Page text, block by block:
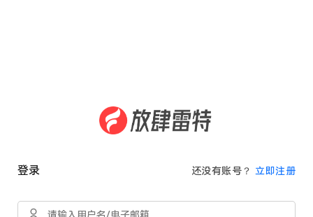
登录 还没有账号？ 立即注册